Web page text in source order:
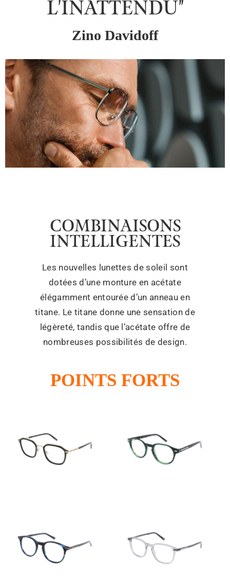
L'INATTENDU"
Zino Davidoff
COMBINAISONS
INTELLIGENTES
Les nouvelles lunettes de soleil sont
dotées d’une monture en acétate
élégamment entourée d’un anneau en
titane. Le titane donne une sensation de
légèreté, tandis que l’acétate offre de
nombreuses possibilités de design.
POINTS FORTS